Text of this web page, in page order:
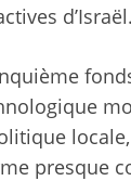
d’Israël.
presque